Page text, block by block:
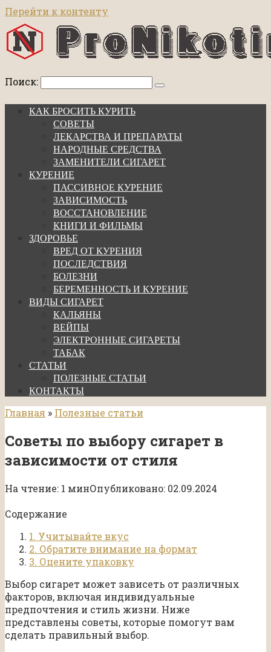
Перейти к контенту
Поиск:
КАК БРОСИТЬ КУРИТЬ
СОВЕТЫ
ЛЕКАРСТВА И ПРЕПАРАТЫ
НАРОДНЫЕ СРЕДСТВА
ЗАМЕНИТЕЛИ СИГАРЕТ
КУРЕНИЕ
ПАССИВНОЕ КУРЕНИЕ
ЗАВИСИМОСТЬ
ВОССТАНОВЛЕНИЕ
КНИГИ И ФИЛЬМЫ
ЗДОРОВЬЕ
ВРЕД ОТ КУРЕНИЯ
ПОСЛЕДСТВИЯ
БОЛЕЗНИ
БЕРЕМЕННОСТЬ И КУРЕНИЕ
ВИДЫ СИГАРЕТ
КАЛЬЯНЫ
ВЕЙПЫ
ЭЛЕКТРОННЫЕ СИГАРЕТЫ
ТАБАК
СТАТЬИ
ПОЛЕЗНЫЕ СТАТЬИ
КОНТАКТЫ
Главная » Полезные статьи
Советы по выбору сигарет в
зависимости от стиля
На чтение: 1 минОпубликовано: 02.09.2024
Содержание
1. Учитывайте вкус
2. Обратите внимание на формат
3. Оцените упаковку
Выбор сигарет может зависеть от различных
факторов, включая индивидуальные
предпочтения и стиль жизни. Ниже
представлены советы, которые помогут вам
сделать правильный выбор.